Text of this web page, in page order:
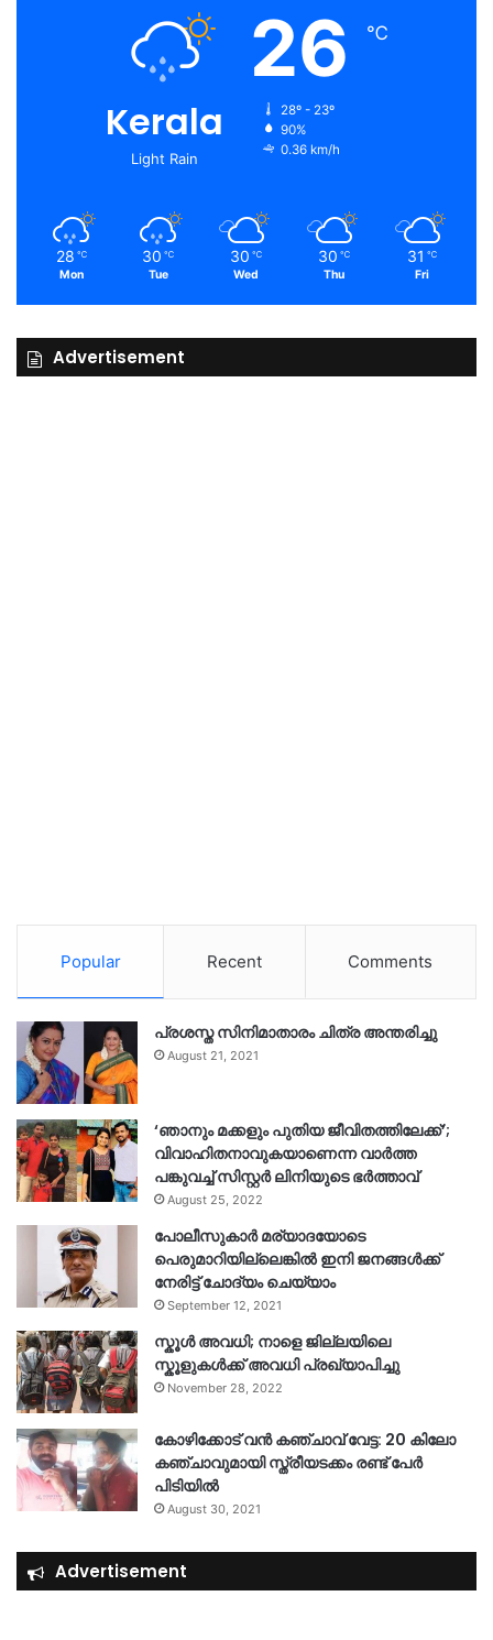
Kerala
Light Rain
26 ℃
28º - 23º
90%
0.36 km/h
28 ℃
Mon
30 ℃
Tue
30 ℃
Wed
30 ℃
Thu
31 ℃
Fri
Advertisement
Popular Recent Comments
പ്രശസ്ത സിനിമാതാരം ചിത്ര അന്തരിച്ചു
August 21, 2021
‘ഞാനും മക്കളും പുതിയ ജീവിതത്തിലേക്ക്’;
വിവാഹിതനാവുകയാണെന്ന വാർത്ത
പങ്കുവച്ച് സിസ്റ്റർ ലിനിയുടെ ഭർത്താവ്
August 25, 2022
പോലീസുകാര്‍ മര്യാദയോടെ
പെരുമാറിയില്ലെങ്കില്‍ ഇനി ജനങ്ങള്‍ക്ക്
നേരിട്ട് ചോദ്യം ചെയ്യാം
September 12, 2021
സ്കൂൾ അവധി; നാളെ ജില്ലയിലെ
സ്കൂളുകൾക്ക് അവധി പ്രഖ്യാപിച്ചു
November 28, 2022
കോഴിക്കോട് വൻ കഞ്ചാവ് വേട്ട: 20 കിലോ
കഞ്ചാവുമായി സ്ത്രീയടക്കം രണ്ട് പേർ
പിടിയിൽ
August 30, 2021
Advertisement